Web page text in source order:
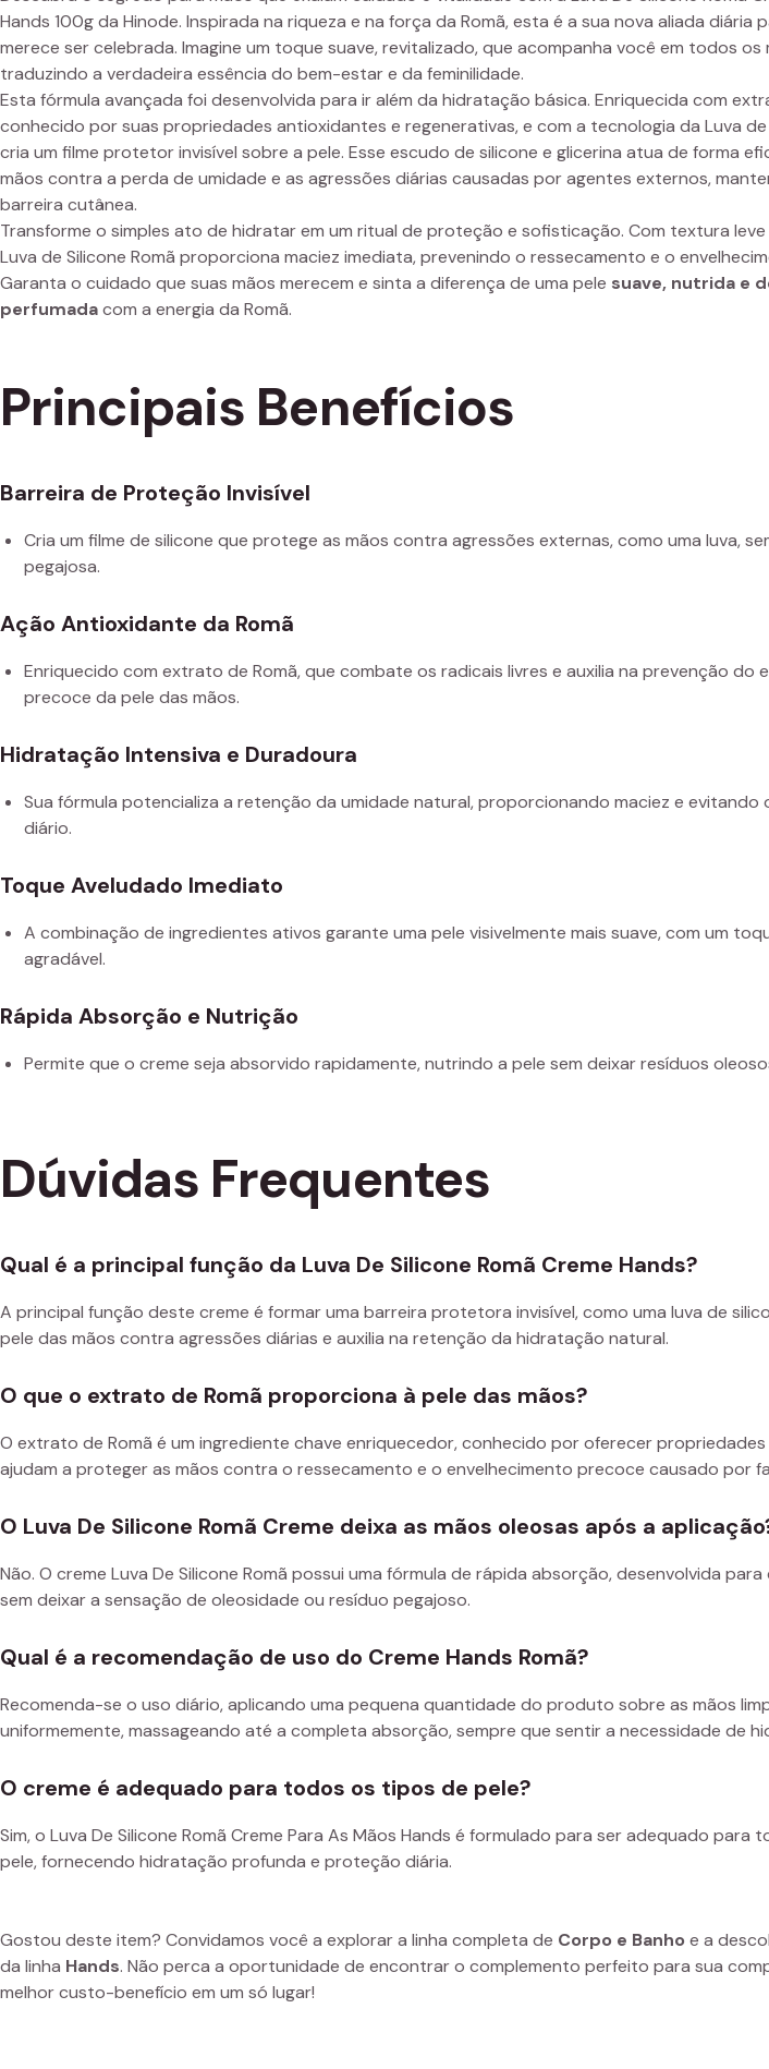
Hands 100g da Hinode. Inspirada na riqueza e na força da Romã, esta é a sua nova aliada diária
merece ser celebrada. Imagine um toque suave, revitalizado, que acompanha você em todos os
traduzindo a verdadeira essência do bem-estar e da feminilidade.
Esta fórmula avançada foi desenvolvida para ir além da hidratação básica. Enriquecida com
conhecido por suas propriedades antioxidantes e regenerativas, e com a tecnologia da Luva de
cria um filme protetor invisível sobre a pele. Esse escudo de silicone e glicerina atua de forma
mãos contra a perda de umidade e as agressões diárias causadas por agentes externos,
barreira cutânea.
Transforme o simples ato de hidratar em um ritual de proteção e sofisticação. Com textura
Luva de Silicone Romã proporciona maciez imediata, prevenindo o ressecamento e o
Garanta o cuidado que suas mãos merecem e sinta a diferença de uma pele suave, nutrida e
perfumadacom a energia da Romã.
Principais Benefícios
Barreira de Proteção Invisível
Cria um filme de silicone que protege as mãos contra agressões externas, como uma luva,
pegajosa.
Ação Antioxidante da Romã
Enriquecido com extrato de Romã, que combate os radicais livres e auxilia na prevenção do
precoce da pele das mãos.
Hidratação Intensiva e Duradoura
Sua fórmula potencializa a retenção da umidade natural, proporcionando maciez e evitando
diário.
Toque Aveludado Imediato
A combinação de ingredientes ativos garante uma pele visivelmente mais suave, com um
agradável.
Rápida Absorção e Nutrição
Permite que o creme seja absorvido rapidamente, nutrindo a pele sem deixar resíduos
Dúvidas Frequentes
Qual é a principal função da Luva De Silicone Romã Creme Hands?
A principal função deste creme é formar uma barreira protetora invisível, como uma luva de
pele das mãos contra agressões diárias e auxilia na retenção da hidratação natural.
O que o extrato de Romã proporciona à pele das mãos?
O extrato de Romã é um ingrediente chave enriquecedor, conhecido por oferecer
ajudam a proteger as mãos contra o ressecamento e o envelhecimento precoce causado por
O Luva De Silicone Romã Creme deixa as mãos oleosas após a
Não. O creme Luva De Silicone Romã possui uma fórmula de rápida absorção, desenvolvida
sem deixar a sensação de oleosidade ou resíduo pegajoso.
Qual é a recomendação de uso do Creme Hands Romã?
Recomenda-se o uso diário, aplicando uma pequena quantidade do produto sobre as mãos
uniformemente, massageando até a completa absorção, sempre que sentir a necessidade de
O creme é adequado para todos os tipos de pele?
Sim, o Luva De Silicone Romã Creme Para As Mãos Hands é formulado para ser adequado para
pele, fornecendo hidratação profunda e proteção diária.
Gostou deste item? Convidamos você a explorar a linha completa de Corpo e Banho e a
da linha Hands. Não perca a oportunidade de encontrar o complemento perfeito para sua
melhor custo-benefício em um só lugar!